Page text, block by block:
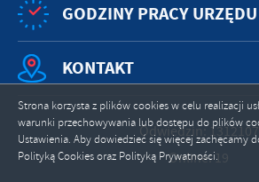
GODZINY PRACY URZĘDU
KONTAKT
Odwiedzin: 1312107
Online: 19
Strona korzysta z plików cookies w celu realizacji
warunki przechowywania lub dostępu do plików
Ustawienia. Aby dowiedzieć się więcej zachęcamy
Polityką Cookies oraz Polityką Prywatności.